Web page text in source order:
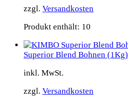
zzgl. Versandkosten
Produkt enthält: 10
Superior Blend Bohnen (1Kg)
inkl. MwSt.
zzgl. Versandkosten